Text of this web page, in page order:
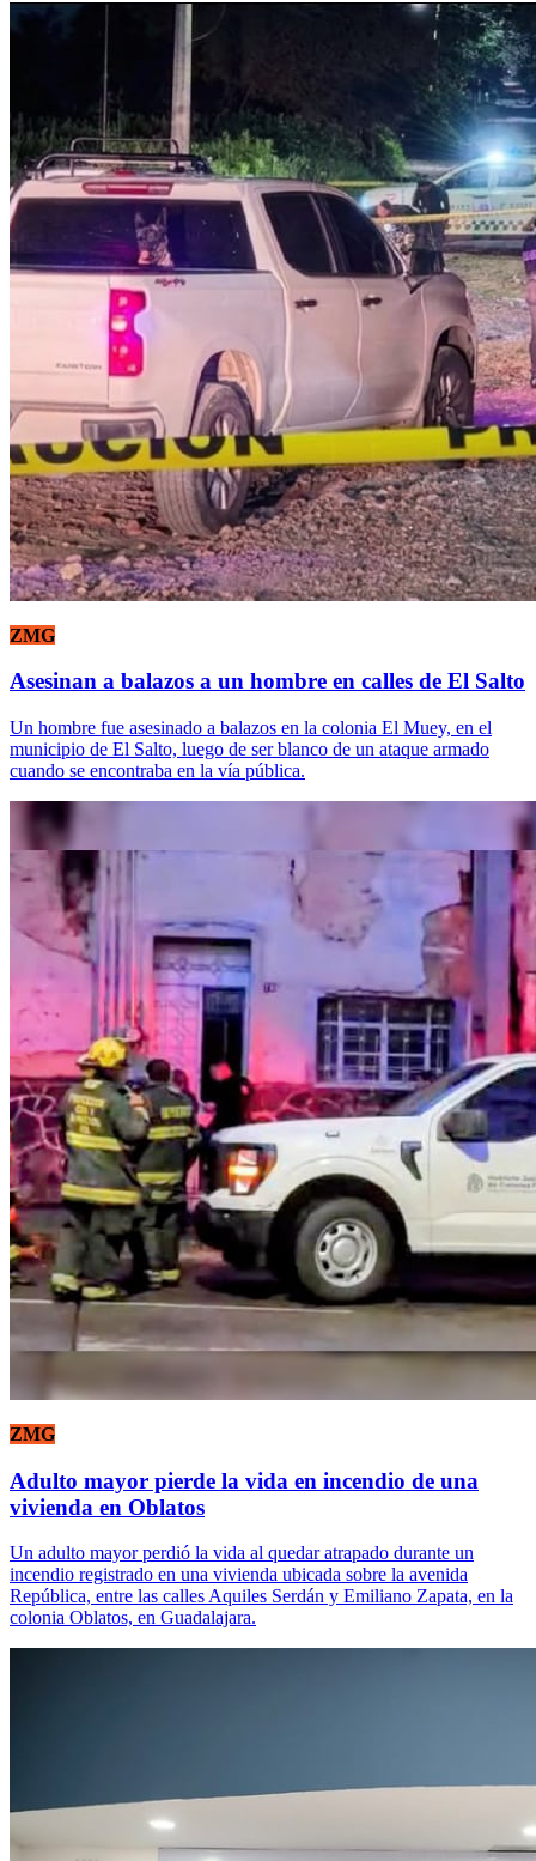
ZMG
Asesinan a balazos a un hombre en calles de El Salto
Un hombre fue asesinado a balazos en la colonia El Muey, en el
municipio de El Salto, luego de ser blanco de un ataque armado
cuando se encontraba en la vía pública.
ZMG
Adulto mayor pierde la vida en incendio de una
vivienda en Oblatos
Un adulto mayor perdió la vida al quedar atrapado durante un
incendio registrado en una vivienda ubicada sobre la avenida
República, entre las calles Aquiles Serdán y Emiliano Zapata, en la
colonia Oblatos, en Guadalajara.